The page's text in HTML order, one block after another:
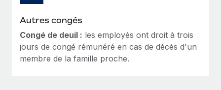
Autres congés
Congé de deuil : les employés ont droit à trois
jours de congé rémunéré en cas de décès d'un
membre de la famille proche.